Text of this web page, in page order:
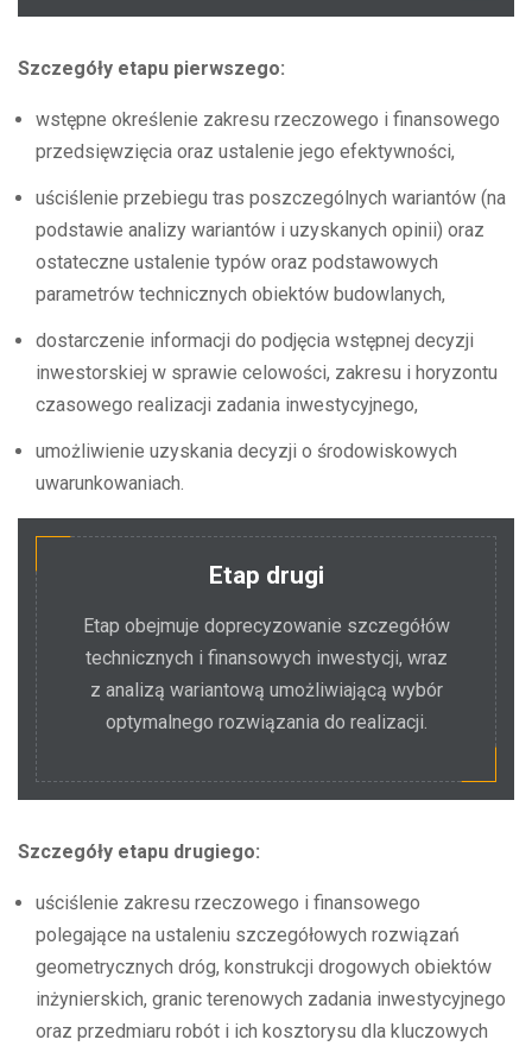
Szczegóły etapu pierwszego:
wstępne określenie zakresu rzeczowego i finansowego
przedsięwzięcia oraz ustalenie jego efektywności,
uściślenie przebiegu tras poszczególnych wariantów (na
podstawie analizy wariantów i uzyskanych opinii) oraz
ostateczne ustalenie typów oraz podstawowych
parametrów technicznych obiektów budowlanych,
dostarczenie informacji do podjęcia wstępnej decyzji
inwestorskiej w sprawie celowości, zakresu i horyzontu
czasowego realizacji zadania inwestycyjnego,
umożliwienie uzyskania decyzji o środowiskowych
uwarunkowaniach.
Etap drugi
Etap obejmuje doprecyzowanie szczegółów
technicznych i finansowych inwestycji, wraz
z analizą wariantową umożliwiającą wybór
optymalnego rozwiązania do realizacji.
Szczegóły etapu drugiego:
uściślenie zakresu rzeczowego i finansowego
polegające na ustaleniu szczegółowych rozwiązań
geometrycznych dróg, konstrukcji drogowych obiektów
inżynierskich, granic terenowych zadania inwestycyjnego
oraz przedmiaru robót i ich kosztorysu dla kluczowych